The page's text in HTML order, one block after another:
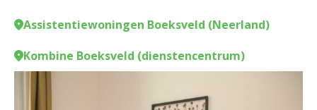
Assistentiewoningen Boeksveld (Neerland)
Kombine Boeksveld (dienstencentrum)